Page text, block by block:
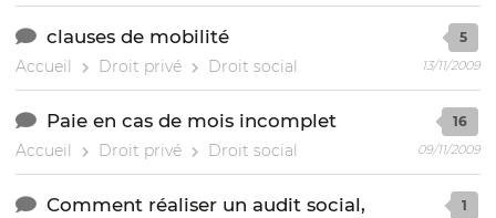
clauses de mobilité
Accueil Droit privé Droit social
5
13/11/2009
Paie en cas de mois incomplet
Accueil Droit privé Droit social
16
09/11/2009
Comment réaliser un audit social,
1